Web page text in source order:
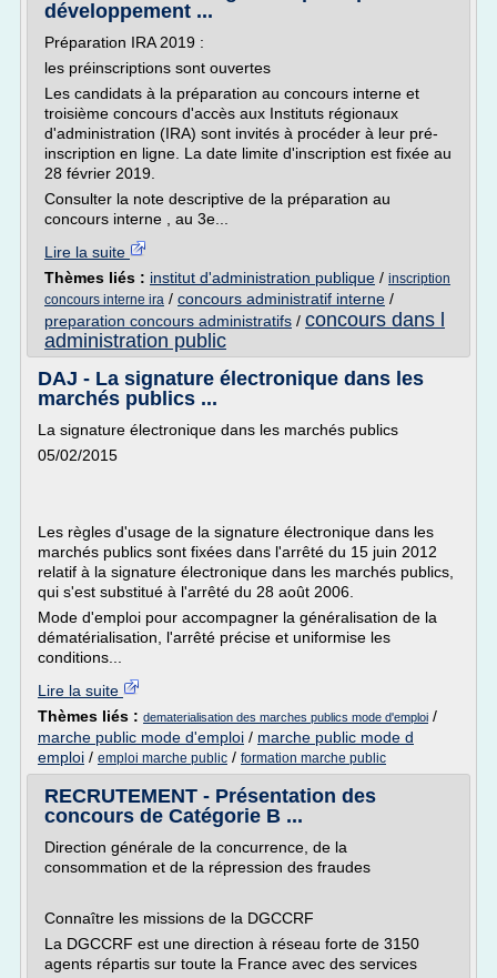
développement ...
Préparation IRA 2019 :
les préinscriptions sont ouvertes
Les candidats à la préparation au concours interne et
troisième concours d'accès aux Instituts régionaux
d'administration (IRA) sont invités à procéder à leur pré-
inscription en ligne. La date limite d'inscription est fixée au
28 février 2019.
Consulter la note descriptive de la préparation au
concours interne , au 3e...
Lire la suite
Thèmes liés : institut d'administration publique / inscription
concours interne ira / concours administratif interne /
preparation concours administratifs / concours dans l
administration public
DAJ - La signature électronique dans les
marchés publics ...
La signature électronique dans les marchés publics
05/02/2015
Les règles d'usage de la signature électronique dans les
marchés publics sont fixées dans l'arrêté du 15 juin 2012
relatif à la signature électronique dans les marchés publics,
qui s'est substitué à l'arrêté du 28 août 2006.
Mode d'emploi pour accompagner la généralisation de la
dématérialisation, l'arrêté précise et uniformise les
conditions...
Lire la suite
Thèmes liés : dematerialisation des marches publics mode d'emploi /
marche public mode d'emploi / marche public mode d
emploi / emploi marche public / formation marche public
RECRUTEMENT - Présentation des
concours de Catégorie B ...
Direction générale de la concurrence, de la
consommation et de la répression des fraudes
Connaître les missions de la DGCCRF
La DGCCRF est une direction à réseau forte de 3150
agents répartis sur toute la France avec des services